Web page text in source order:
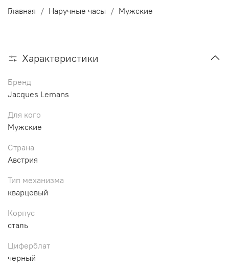
Главная Наручные часы Мужские
Характеристики
Бренд
Jacques Lemans
Для кого
Мужские
Страна
Австрия
Тип механизма
кварцевый
Корпус
сталь
Циферблат
черный